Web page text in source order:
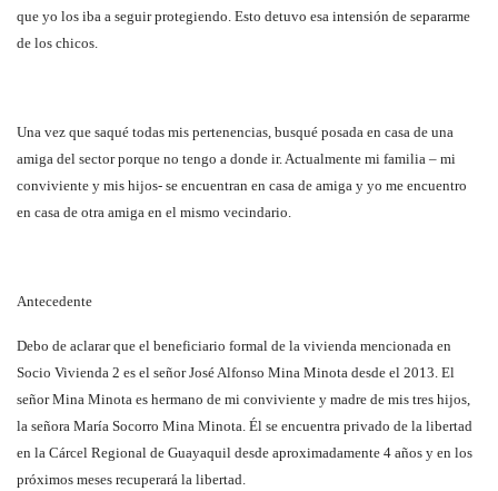
que yo los iba a seguir protegiendo. Esto detuvo esa intensión de separarme
de los chicos.
Una vez que saqué todas mis pertenencias, busqué posada en casa de una
amiga del sector porque no tengo a donde ir. Actualmente mi familia – mi
conviviente y mis hijos- se encuentran en casa de amiga y yo me encuentro
en casa de otra amiga en el mismo vecindario.
Antecedente
Debo de aclarar que el beneficiario formal de la vivienda mencionada en
Socio Vivienda 2 es el señor José Alfonso Mina Minota desde el 2013. El
señor Mina Minota es hermano de mi conviviente y madre de mis tres hijos,
la señora María Socorro Mina Minota. Él se encuentra privado de la libertad
en la Cárcel Regional de Guayaquil desde aproximadamente 4 años y en los
próximos meses recuperará la libertad.